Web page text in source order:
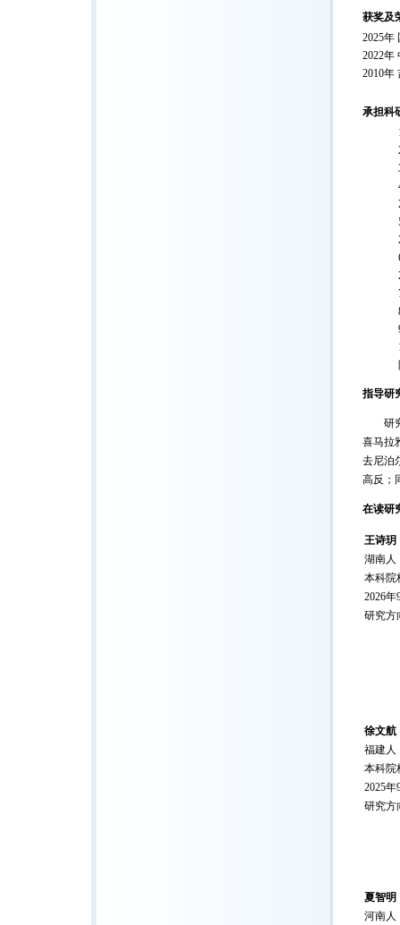
获奖及
2025年
2022年
2010年
承担科
指导研
研究
喜马拉
去尼泊
高反；
在读研
王诗玥
湖南人
本科院
2026
研究方
徐文航
福建人
本科院
2025
研究方
夏智明
河南人